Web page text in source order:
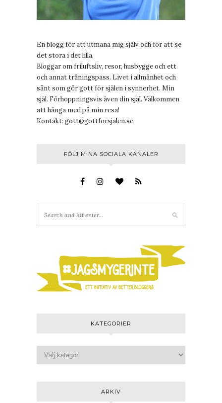
En blogg för att utmana mig själv och för att se
det stora i det lilla.
Bloggar om friluftsliv, resor, husbygge och ett
och annat träningspass. Livet i allmänhet och
sånt som gör gott för själen i synnerhet. Min
själ. Förhoppningsvis även din själ. Välkommen
att hänga med på min resa!
Kontakt: gott@gottforsjalen.se
FÖLJ MINA SOCIALA KANALER
KATEGORIER
ARKIV